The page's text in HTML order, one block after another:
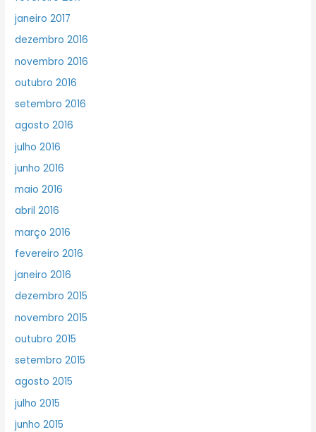
janeiro 2017
dezembro 2016
novembro 2016
outubro 2016
setembro 2016
agosto 2016
julho 2016
junho 2016
maio 2016
abril 2016
março 2016
fevereiro 2016
janeiro 2016
dezembro 2015
novembro 2015
outubro 2015
setembro 2015
agosto 2015
julho 2015
junho 2015